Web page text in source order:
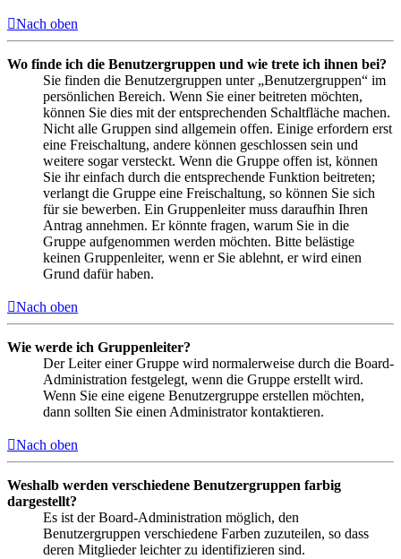
Nach oben
Wo finde ich die Benutzergruppen und wie trete ich ihnen bei?
Sie finden die Benutzergruppen unter „Benutzergruppen“ im
persönlichen Bereich. Wenn Sie einer beitreten möchten,
können Sie dies mit der entsprechenden Schaltfläche machen.
Nicht alle Gruppen sind allgemein offen. Einige erfordern erst
eine Freischaltung, andere können geschlossen sein und
weitere sogar versteckt. Wenn die Gruppe offen ist, können
Sie ihr einfach durch die entsprechende Funktion beitreten;
verlangt die Gruppe eine Freischaltung, so können Sie sich
für sie bewerben. Ein Gruppenleiter muss daraufhin Ihren
Antrag annehmen. Er könnte fragen, warum Sie in die
Gruppe aufgenommen werden möchten. Bitte belästige
keinen Gruppenleiter, wenn er Sie ablehnt, er wird einen
Grund dafür haben.
Nach oben
Wie werde ich Gruppenleiter?
Der Leiter einer Gruppe wird normalerweise durch die Board-
Administration festgelegt, wenn die Gruppe erstellt wird.
Wenn Sie eine eigene Benutzergruppe erstellen möchten,
dann sollten Sie einen Administrator kontaktieren.
Nach oben
Weshalb werden verschiedene Benutzergruppen farbig
dargestellt?
Es ist der Board-Administration möglich, den
Benutzergruppen verschiedene Farben zuzuteilen, so dass
deren Mitglieder leichter zu identifizieren sind.